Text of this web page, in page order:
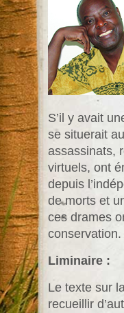
S’il y avait
se situerait
assassinats,
virtuels, ont
depuis
de morts et
ces drames
conservation.
Liminaire :
Le texte sur
recueillir